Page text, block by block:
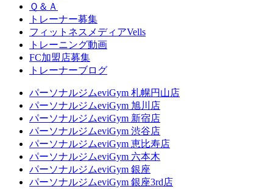
Ｑ＆Ａ
トレーナー募集
フィットネスメディアVells
トレーニング動画
FC加盟店募集
トレーナーブログ
パーソナルジムeviGym 札幌円山店
パーソナルジムeviGym 旭川店
パーソナルジムeviGym 新宿店
パーソナルジムeviGym 渋谷店
パーソナルジムeviGym 恵比寿店
パーソナルジムeviGym 六本木
パーソナルジムeviGym 銀座
パーソナルジムeviGym 銀座3rd店